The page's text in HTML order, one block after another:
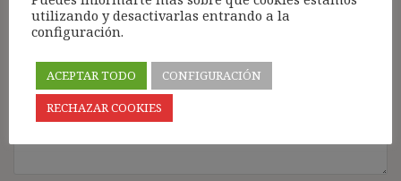
utilizando y desactivarlas entrando a la
configuración.
ACEPTAR TODO
CONFIGURACIÓN
RECHAZAR COOKIES